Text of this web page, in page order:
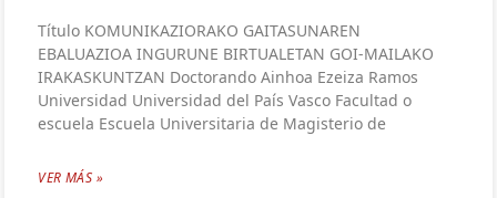
Título KOMUNIKAZIORAKO GAITASUNAREN
EBALUAZIOA INGURUNE BIRTUALETAN GOI-MAILAKO
IRAKASKUNTZAN Doctorando Ainhoa Ezeiza Ramos
Universidad Universidad del País Vasco Facultad o
escuela Escuela Universitaria de Magisterio de
VER MÁS »